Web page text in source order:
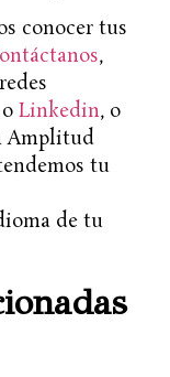
conocer tus
,
Linkedin, o
Amplitud
tu
de tu